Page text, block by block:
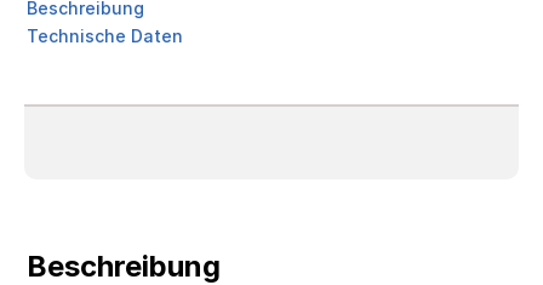
Beschreibung
Technische Daten
Beschreibung